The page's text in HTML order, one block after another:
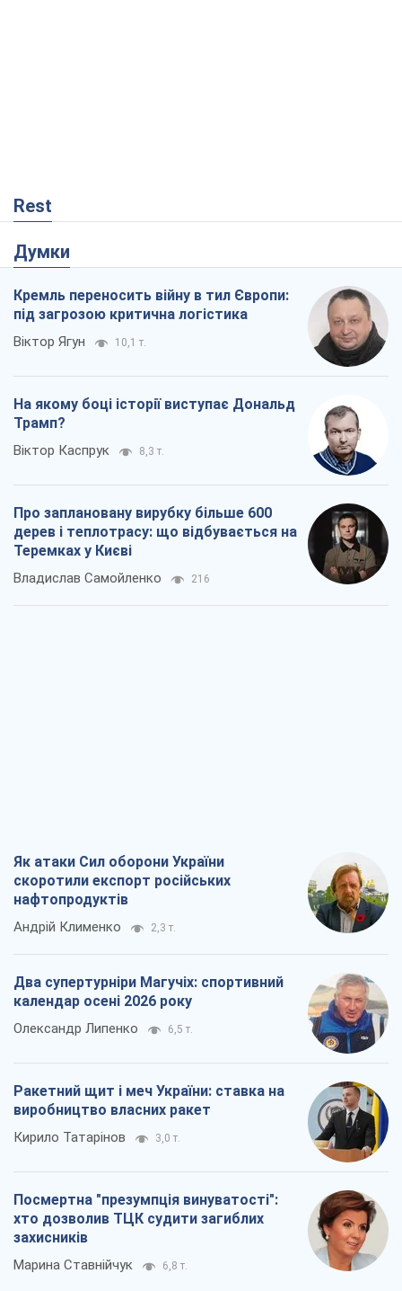
Rest
Думки
Кремль переносить війну в тил Європи:
під загрозою критична логістика
Віктор Ягун 10,1 т.
На якому боці історії виступає Дональд
Трамп?
Віктор Каспрук 8,3 т.
Про заплановану вирубку більше 600
дерев і теплотрасу: що відбувається на
Теремках у Києві
Владислав Самойленко 216
Як атаки Сил оборони України
скоротили експорт російських
нафтопродуктів
Андрій Клименко 2,3 т.
Два супертурніри Магучіх: спортивний
календар осені 2026 року
Олександр Липенко 6,5 т.
Ракетний щит і меч України: ставка на
виробництво власних ракет
Кирило Татарінов 3,0 т.
Посмертна "презумпція винуватості":
хто дозволив ТЦК судити загиблих
захисників
Марина Ставнійчук 6,8 т.